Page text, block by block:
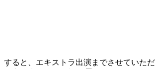
すると、エキストラ出演までさせていた